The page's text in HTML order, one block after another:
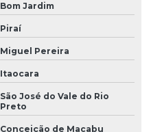
Bom Jardim
Piraí
Miguel Pereira
Itaocara
São José do Vale do Rio
Preto
Conceição de Macabu